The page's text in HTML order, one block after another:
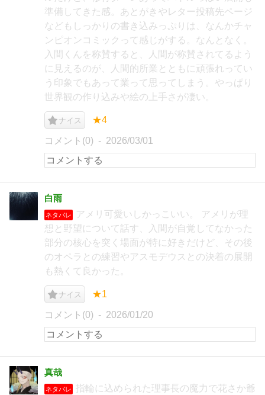
準備してきた感。あとがきやレター投稿先ページ
などもしっかりの書き込みっぷりは、なんかチャ
ンピオンコミックって感じがする。なんとなく。
入間くんを称賛すると、人間が称賛されてるよう
に見えるのが、人間的所業とともに頑張れってい
う印象でもあって業って思ってしまう。やっぱり
世界観の作り込みや絵の上手さが凄い。
ナイス ★4
コメント(0) 2026/03/01
白雨
ネタバレ
アメリ可愛いしかっこいい。 アメリが理
想と野望について話す、入間が自覚してなかった
部分の核心を突く場面が特に好きだけど、その後
のオペラとの練習やアスモデウスとの決着の展開
も熱くて良かった。
ナイス ★1
コメント(0) 2026/01/20
真哉
ネタバレ 指輪に込められた理事長の魔力で花さか爺